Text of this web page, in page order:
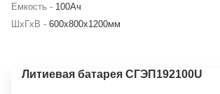
Емкость - 100Ач
ШхГхВ - 600х800х1200мм
Литиевая батарея СГЭП192100U